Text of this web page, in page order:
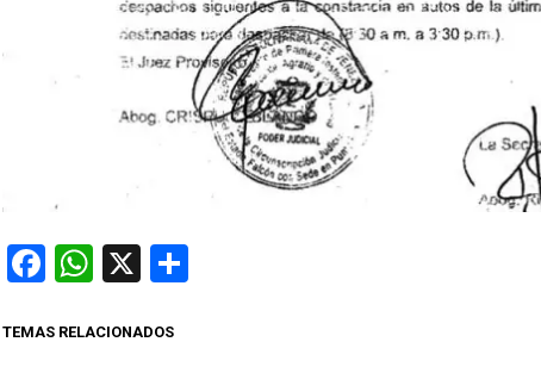
Facebook
WhatsApp
X
TEMAS RELACIONADOS